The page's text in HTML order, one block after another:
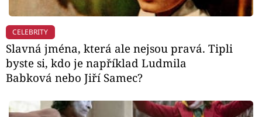
Sledujte nás
CELEBRITY
Slavná jména, která ale nejsou pravá. Tipli
byste si, kdo je například Ludmila
Babková nebo Jiří Samec?